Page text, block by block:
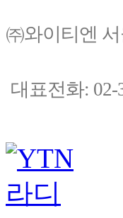
㈜와이티엔
대표전화: